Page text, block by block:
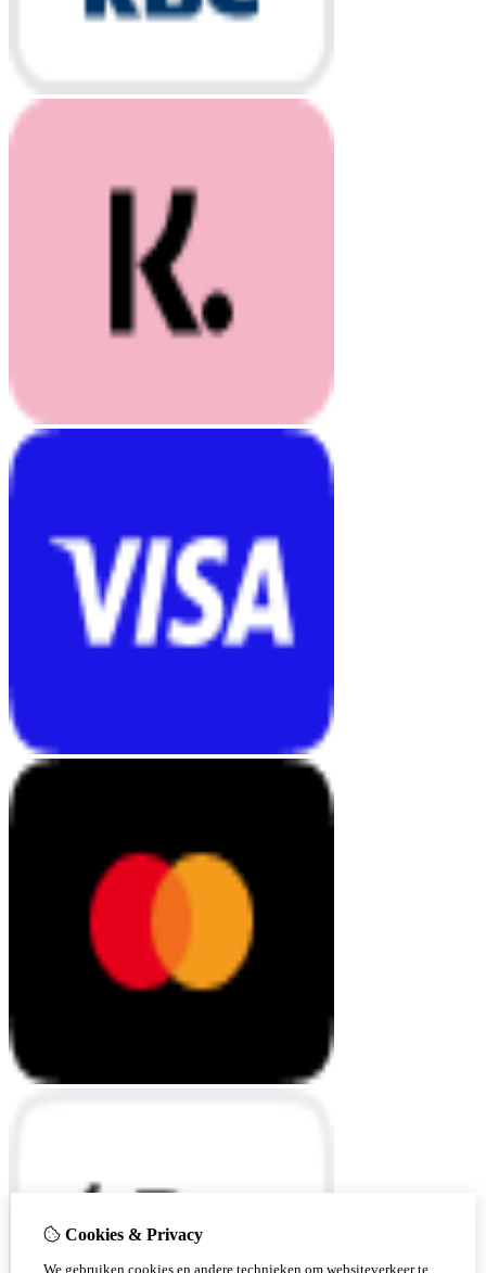
Cookies & Privacy
We gebruiken cookies en andere technieken om websiteverkeer te